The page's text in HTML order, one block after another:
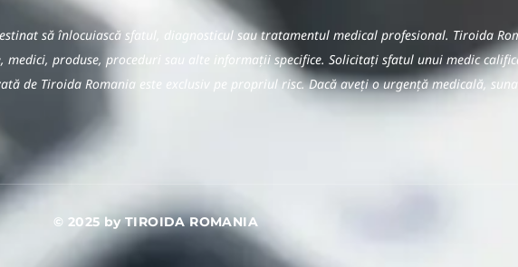
să înlocuiască sfatul, diagnosticul sau tratamentul medical profesional. Tiroida
produse, proceduri sau alte informații specifice. Solicitați sfatul unui medic
de Tiroida Romania este exclusiv pe propriul risc. Dacă aveți o urgență medicală,
© 2025 by TIROIDA ROMANIA